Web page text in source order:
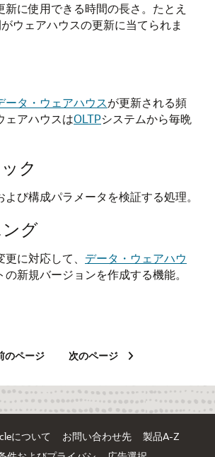
新に使用できる時間の長さ。たとえ
ウェアハウスの更新に当てられま
ータ・ウェアハウスが更新される頻
ェアハウスはOLTPシステムから毎晩
ク
よび構成パラメータを検証する処理。
グ
に対応して、 データ・ウェアハウ
の新規バージョンを作成する機能。
のページ 次のページ
について お問い合わせ先
製品A-Z